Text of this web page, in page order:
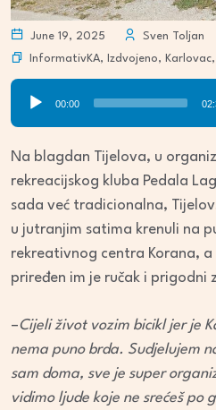
June 19, 2025
Sven Toljan
InformativKA, Izdvojeno, Karlovac,
Audio
Player
00:00
Na blagdan Tijelova, u
rekreacijskog kluba Pedala
sada već tradicionalna,
u jutranjim satima krenuli na
rekreativnog centra Korana, a
priređen im je ručak i prigodni
–Cijeli život vozim bicikl jer je
nema puno brda. Sudjelujem
sam doma, sve je super
vidimo ljude koje ne srećeš po